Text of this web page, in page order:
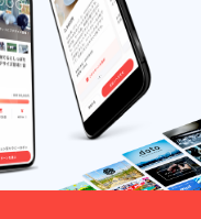
ご参照
くださ
い
載写真
と異な
る場合
がござ
いま
す。 ■
お名前
のレー
ザ彫刻
につい
て 「〇